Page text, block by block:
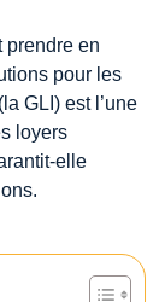
prendre en
pour les
GLI) est l’une
loyers
elle